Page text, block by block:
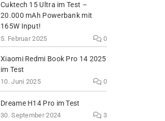
Cuktech 15 Ultra im Test –
20.000 mAh Powerbank mit
165W Input!
5. Februar 2025 0
Xiaomi Redmi Book Pro 14 2025
im Test
10. Juni 2025 0
Dreame H14 Pro im Test
30. September 2024 3